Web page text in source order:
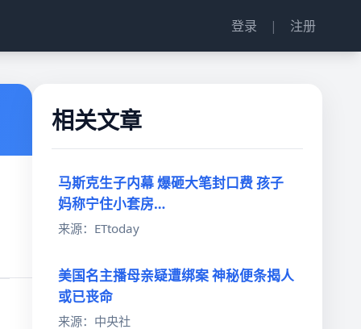
登录 | 注册
相关文章
马斯克生子内幕 爆砸大笔封口费 孩子
妈称宁住小套房…
来源：ETtoday
美国名主播母亲疑遭绑案 神秘便条揭人
或已丧命
来源：中央社